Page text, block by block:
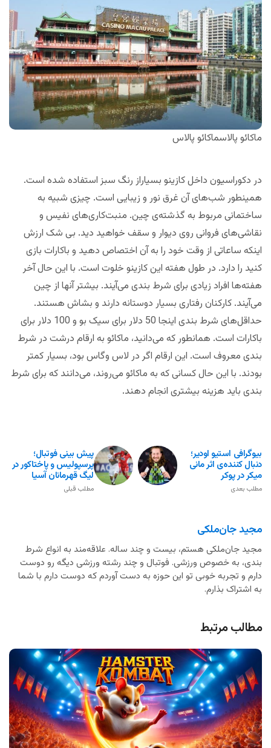
ماکائو پالاسماکائو پالاس
در دکوراسیون داخل کازینو بسیاراز رنگ سبز استفاده شده است.
همینطور شب‌های آن غرق نور و زیبایی است. چیزی شبیه به
ساختمانی مربوط به گذشته‌ی چین. منبت‌کاری‌های نفیس و
نقاشی‌های فروانی روی دیوار و سقف خواهید دید. بی شک ارزش
اینکه ساعاتی از وقت خود را به آن اختصاص دهید و باکارات بازی
کنید را دارد. در طول هفته این کازینو خلوت است. با این حال آخر
هفته‌ها افراد زیادی برای شرط بندی می‌آیند. بیشتر آنها از چین
می‌آیند. کارکنان رفتاری بسیار دوستانه دارند و بشاش هستند.
حداقل‌های شرط بندی اینجا 50 دلار برای سیک بو و 100 دلار برای
باکارات است. همانطور که می‌دانید، ماکائو به ارقام درشت در شرط
بندی معروف است. این ارقام اگر در لاس وگاس بود، بسیار کمتر
بودند. با این حال کسانی که به ماکائو می‌روند، می‌دانند که برای شرط
بندی باید هزینه بیشتری انجام دهند.
پیش بینی فوتبال؛
پرسپولیس و پاختاکور در
لیگ قهرمانان آسیا
مطلب قبلی
بیوگرافی استیو اودیر؛
دنبال کننده‌ی اثر مانی
میکر در پوکر
مطلب بعدی
مجید جان‌ملکی
مجید جان‌ملکی هستم، بیست و چند ساله. علاقه‌مند به انواع شرط
بندی، به خصوص ورزشی. فوتبال و چند رشته ورزشی دیگه رو دوست
دارم و تجربه خوبی تو این حوزه به دست آوردم که دوست دارم با شما
به اشتراک بذارم.
مطالب مرتبط